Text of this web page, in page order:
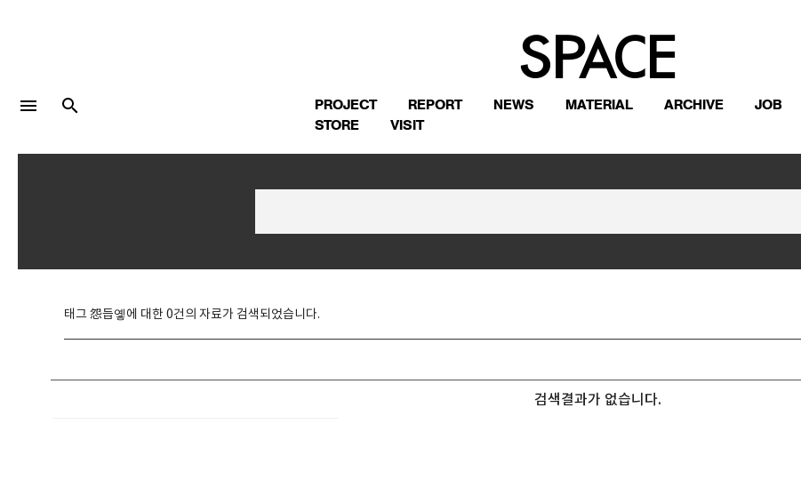
Twitter 로그인
menu search PROJECT REPORT NEWS MATERIAL ARCHIVE
JOB
STORE
VISIT
태그 怨듭옣에 대한 0건의 자료가 검색되었습니다.
검색결과가 없습니다.